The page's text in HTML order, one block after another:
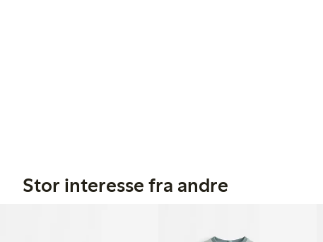
Stor interesse fra andre